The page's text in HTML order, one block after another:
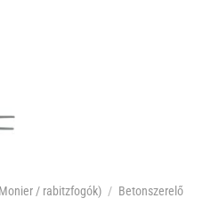
/ rabitzfogók) / Betonszerelő